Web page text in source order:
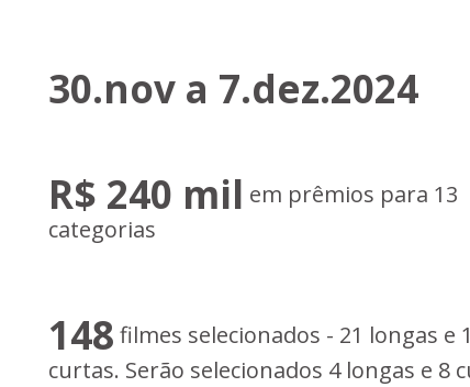
30.nov a 7.dez.2024
R$ 240 mil em prêmios para 13
categorias
148 filmes selecionados - 21 longas e
curtas. Serão selecionados 4 longas e 8